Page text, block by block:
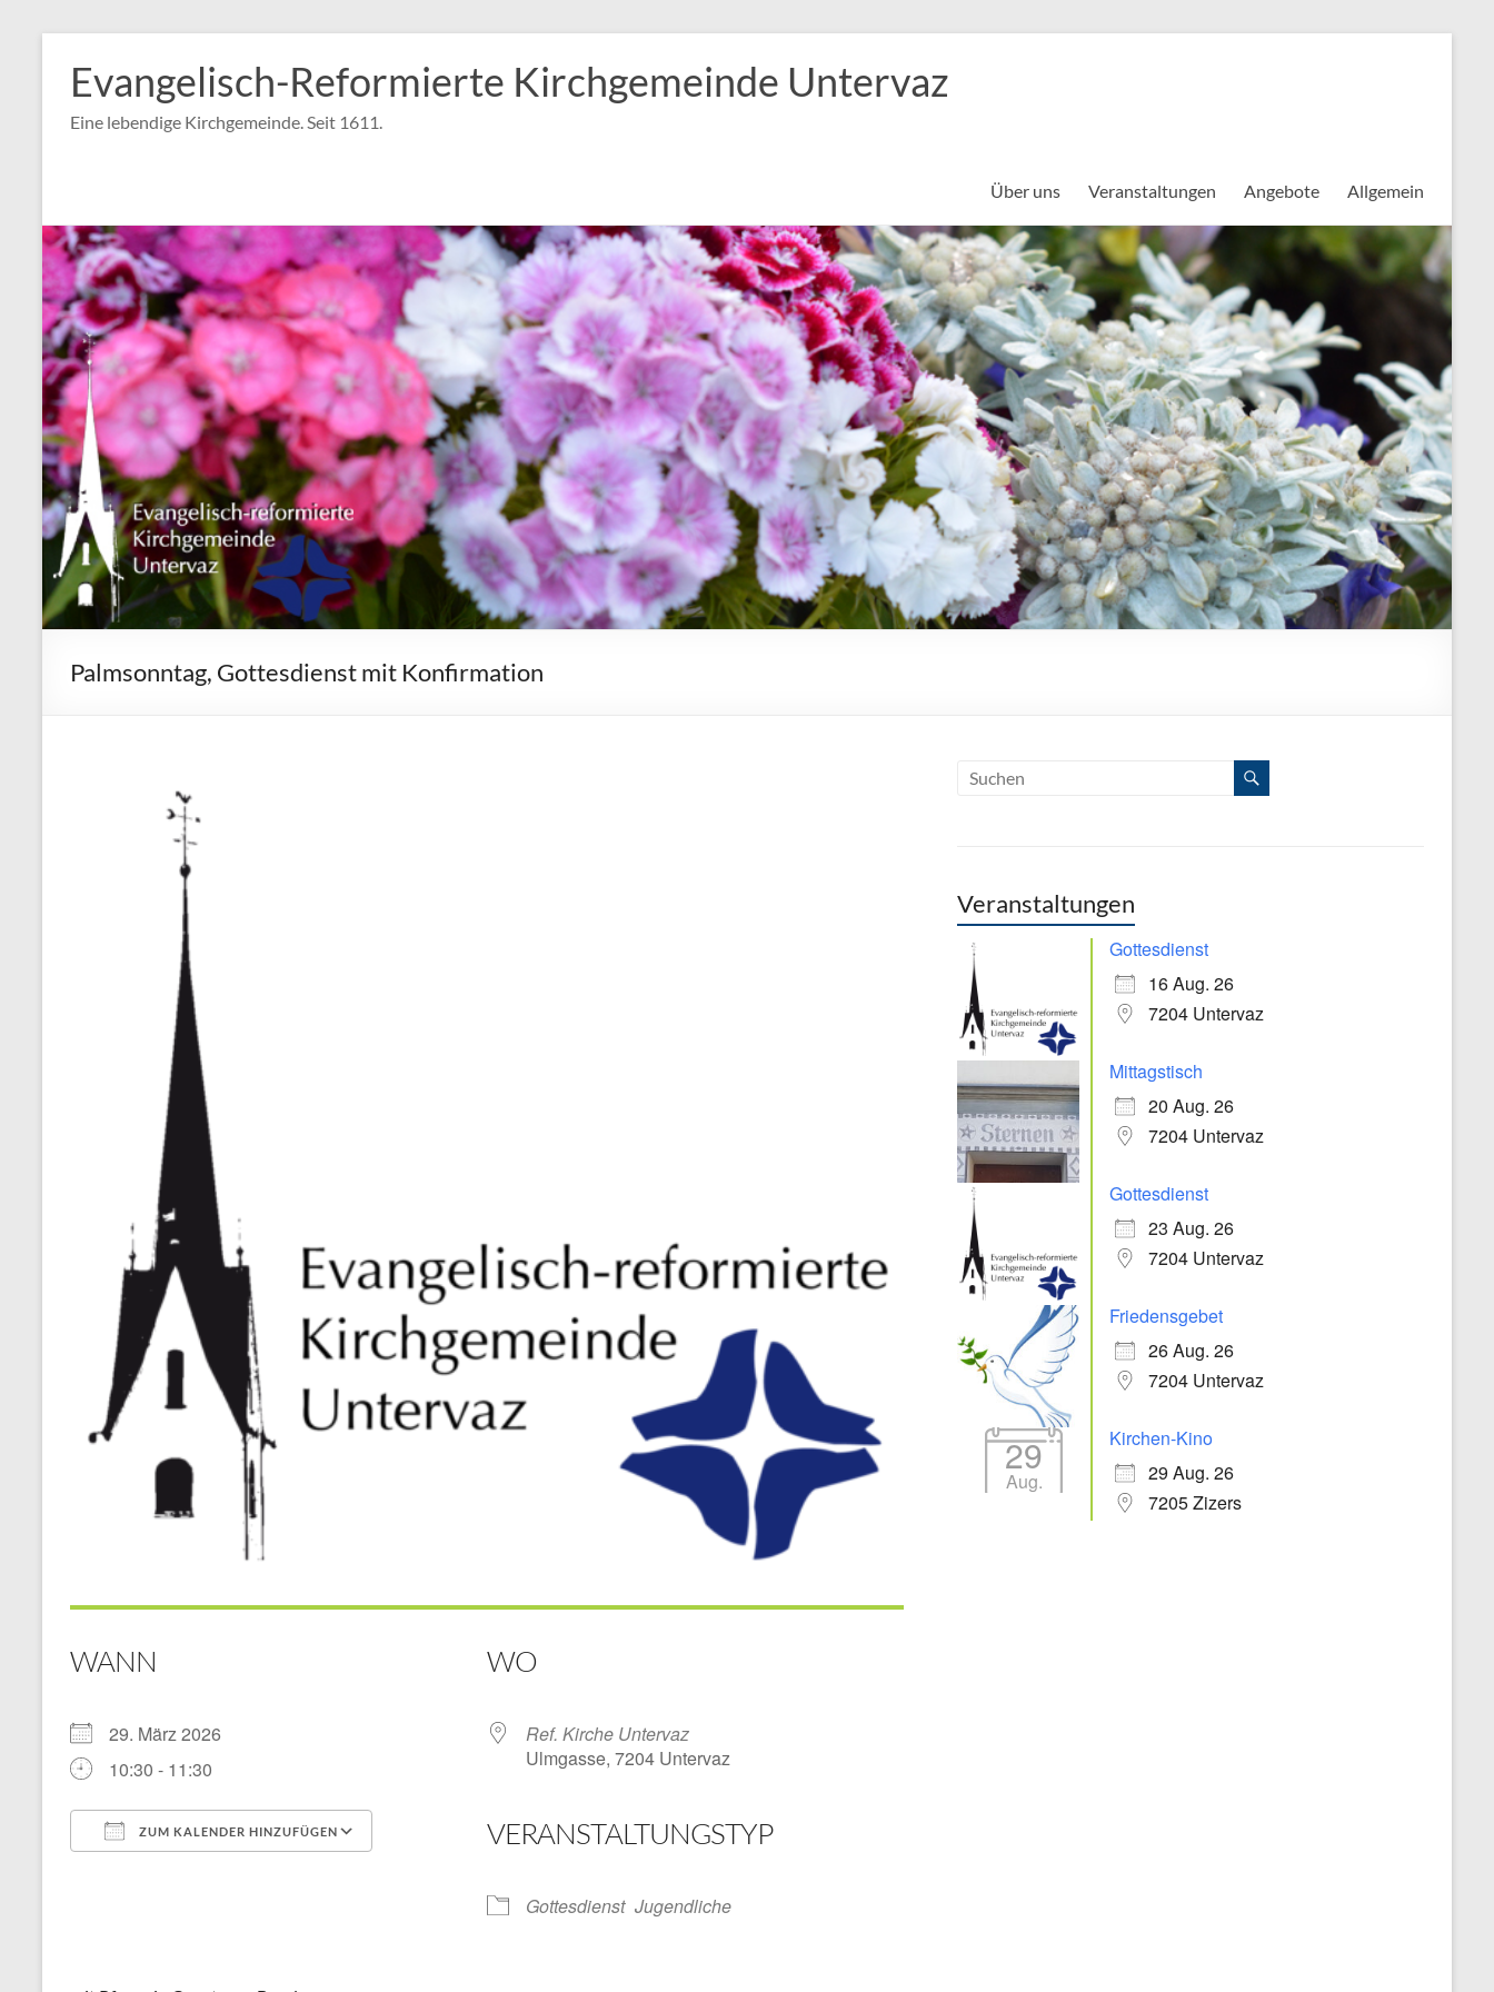
Inhalt
springen
Evangelisch-Reformierte Kirchgemeinde Untervaz
Eine lebendige Kirchgemeinde. Seit 1611.
Über uns Veranstaltungen Angebote Allgemein
Palmsonntag, Gottesdienst mit Konfirmation
WANN
29. März 2026
10:30 - 11:30
ZUM KALENDER HINZUFÜGEN
WO
Ref. Kirche Untervaz
Ulmgasse, 7204 Untervaz
VERANSTALTUNGSTYP
Gottesdienst Jugendliche
Veranstaltungen
Gottesdienst
16 Aug. 26
7204 Untervaz
Mittagstisch
20 Aug. 26
7204 Untervaz
Gottesdienst
23 Aug. 26
7204 Untervaz
Friedensgebet
26 Aug. 26
7204 Untervaz
29
Aug.
Kirchen-Kino
29 Aug. 26
7205 Zizers